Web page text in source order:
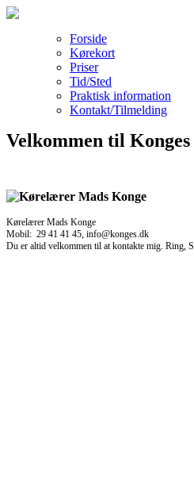
Forside
Kørekort
Priser
Tid/Sted
Praktisk information
Kontakt/Tilmelding
Velkommen til
Kørelærer Mads Konge
Mobil: 29 41 41 45, info@konges.dk
Du er altid velkommen til at kontakte mig. Ring,